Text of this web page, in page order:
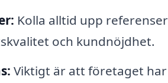
Kolla alltid upp
och kundnöjdhet.
Viktigt är att företaget